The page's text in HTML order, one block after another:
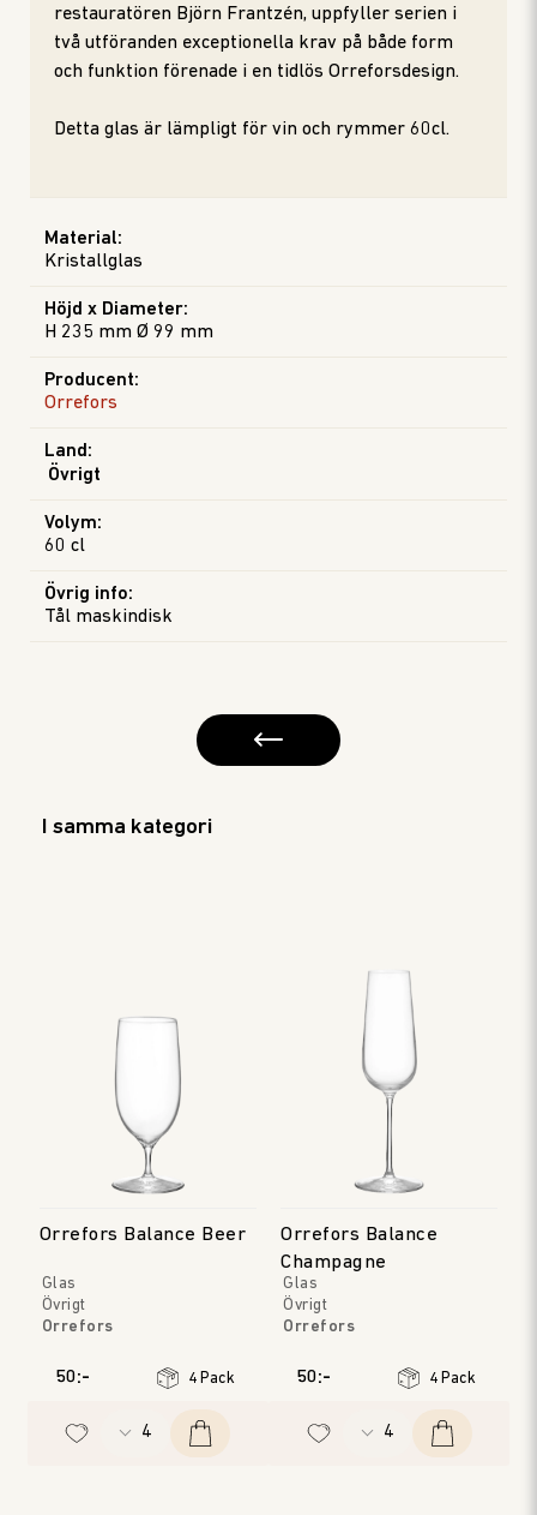
restauratören Björn Frantzén, uppfyller serien i
två utföranden exceptionella krav på både form
och funktion förenade i en tidlös Orreforsdesign.
Detta glas är lämpligt för vin och rymmer 60cl.
Producent:
Orrefors
Land :
Övrigt
Volym:
60 cl
Material:
Kristallglas
Höjd x Diameter:
H 235 mm Ø 99 mm
Övrig info:
Tål maskindisk
I samma kategori
Orrefors Balance Beer
Glas
Övrigt
Orrefors
50:- 4 Pack
Orrefors Balance
Champagne
Glas
Övrigt
Orrefors
50:- 4 Pack